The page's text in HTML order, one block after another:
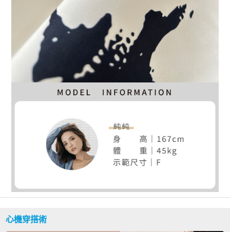
心機穿搭術